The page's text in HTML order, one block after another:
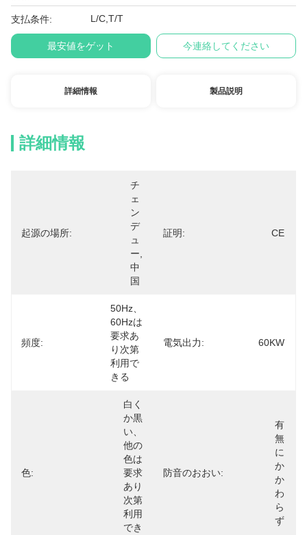
支払条件: L/C,T/T
最安値をゲット 今連絡してください
詳細情報 製品説明
詳細情報
起源の場所:
チ
ェ
ン
デ
ュ
ー,
中
国
証明: CE
頻度:
50Hz、
60Hzは
要求あ
り次第
利用で
きる
電気出力: 60KW
色:
白く
か黒
い、
他の
色は
要求
あり
次第
利用
でき
防音のおおい:
有
無
に
か
か
わ
ら
ず